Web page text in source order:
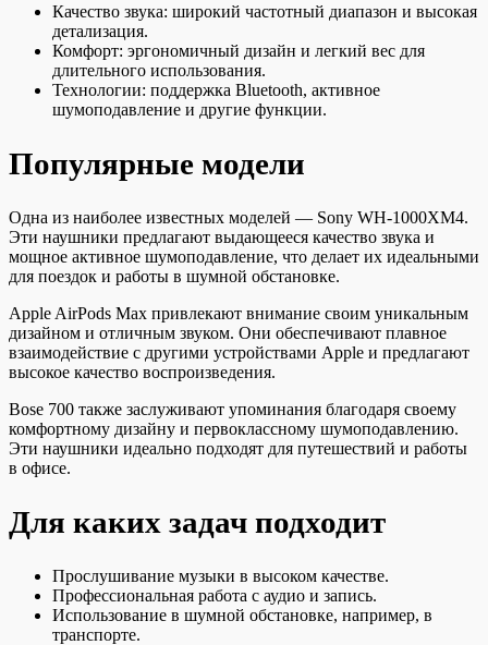
Качество звука: широкий частотный диапазон и высокая
детализация.
Комфорт: эргономичный дизайн и легкий вес для
длительного использования.
Технологии: поддержка Bluetooth, активное
шумоподавление и другие функции.
Популярные модели
Одна из наиболее известных моделей — Sony WH-1000XM4.
Эти наушники предлагают выдающееся качество звука и
мощное активное шумоподавление, что делает их идеальными
для поездок и работы в шумной обстановке.
Apple AirPods Max привлекают внимание своим уникальным
дизайном и отличным звуком. Они обеспечивают плавное
взаимодействие с другими устройствами Apple и предлагают
высокое качество воспроизведения.
Bose 700 также заслуживают упоминания благодаря своему
комфортному дизайну и первоклассному шумоподавлению.
Эти наушники идеально подходят для путешествий и работы
в офисе.
Для каких задач подходит
Прослушивание музыки в высоком качестве.
Профессиональная работа с аудио и запись.
Использование в шумной обстановке, например, в
транспорте.